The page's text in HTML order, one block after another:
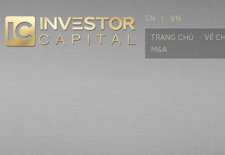
EN VN
TRANG CHỦ
VỀ
M&A